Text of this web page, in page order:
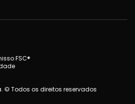
FSC®
© Todos os direitos reservados